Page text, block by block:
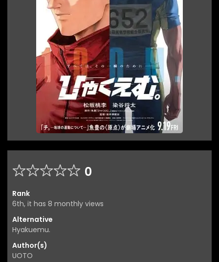
0
Rank
6th, it has 8 monthly views
Alternative
Hyakuemu.
Author(s)
UOTO